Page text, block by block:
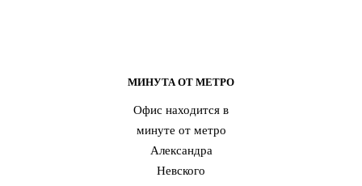
МИНУТА ОТ МЕТРО
Офис находится в
минуте от метро
Александра
Невского